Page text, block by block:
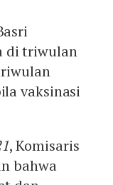
di triwulan
vaksinasi
, Komisaris
bahwa